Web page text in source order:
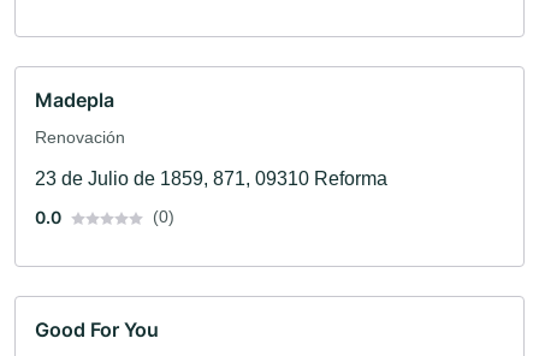
Madepla
Renovación
23 de Julio de 1859, 871, 09310 Reforma
0.0
(0)
Good For You